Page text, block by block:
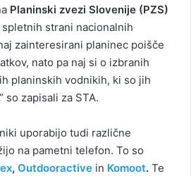
Planinski zvezi Slovenije (PZS)
strani nacionalnih
zainteresirani planinec poišče
nato pa naj si o izbranih
planinskih vodnikih, ki so jih
so zapisali za STA.
uporabijo tudi različne
na pametni telefon. To so
, Outdooractive in Komoot. Te